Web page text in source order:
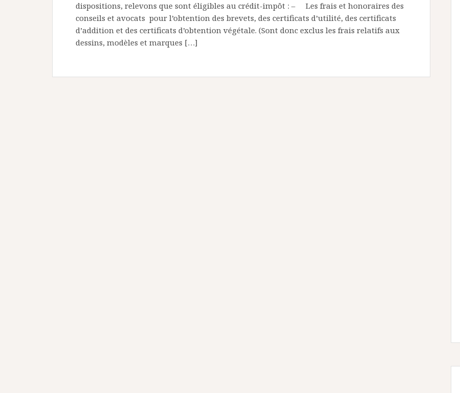
dispositions, relevons que sont éligibles au crédit-impôt : – Les frais et honoraires des
conseils et avocats pour l’obtention des brevets, des certificats d’utilité, des certificats
d’addition et des certificats d’obtention végétale. (Sont donc exclus les frais relatifs aux
dessins, modèles et marques […]